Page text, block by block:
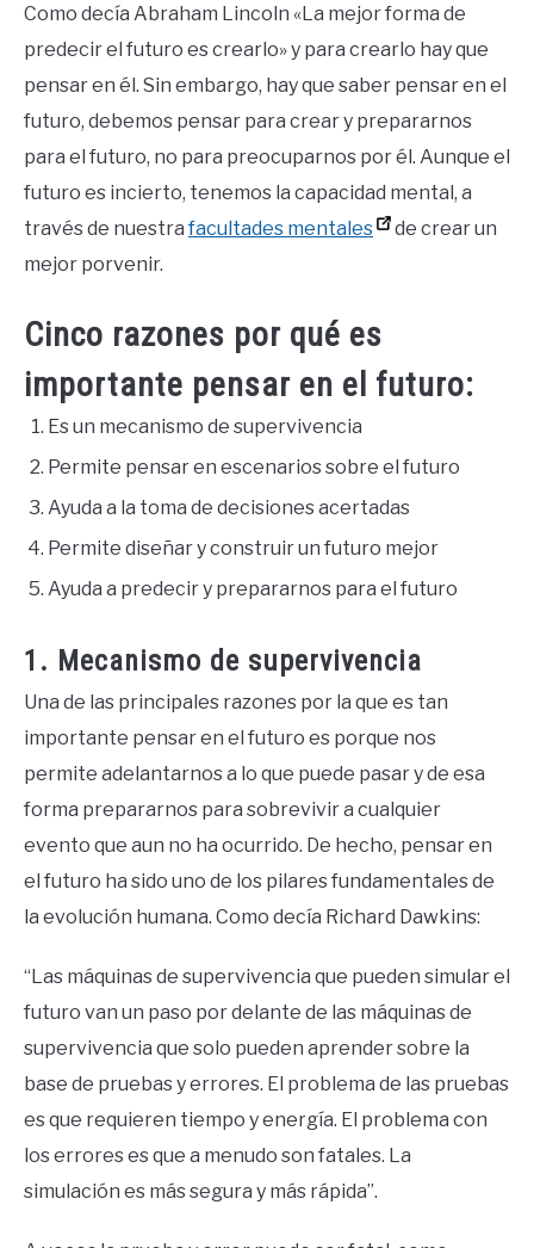
Como decía Abraham Lincoln «La mejor forma de
predecir el futuro es crearlo» y para crearlo hay que
pensar en él. Sin embargo, hay que saber pensar en el
futuro, debemos pensar para crear y prepararnos
para el futuro, no para preocuparnos por él. Aunque el
futuro es incierto, tenemos la capacidad mental, a
través de nuestra facultades mentales
de crear un
mejor porvenir.
Cinco razones por qué es
importante pensar en el futuro:
Es un mecanismo de supervivencia
Permite pensar en escenarios sobre el futuro
Ayuda a la toma de decisiones acertadas
Permite diseñar y construir un futuro mejor
Ayuda a predecir y prepararnos para el futuro
1. Mecanismo de supervivencia
Una de las principales razones por la que es tan
importante pensar en el futuro es porque nos
permite adelantarnos a lo que puede pasar y de esa
forma prepararnos para sobrevivir a cualquier
evento que aun no ha ocurrido. De hecho, pensar en
el futuro ha sido uno de los pilares fundamentales de
la evolución humana. Como decía Richard Dawkins:
“Las máquinas de supervivencia que pueden simular el
futuro van un paso por delante de las máquinas de
supervivencia que solo pueden aprender sobre la
base de pruebas y errores. El problema de las pruebas
es que requieren tiempo y energía. El problema con
los errores es que a menudo son fatales. La
simulación es más segura y más rápida”.